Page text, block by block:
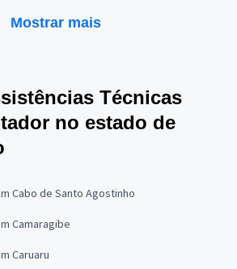
Mostrar mais
Técnicas
no estado de
Cabo de Santo Agostinho
Camaragibe
Caruaru